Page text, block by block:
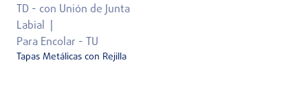
TD - con Unión de Junta
Labial
Para Encolar - TU
Tapas Metálicas con Rejilla